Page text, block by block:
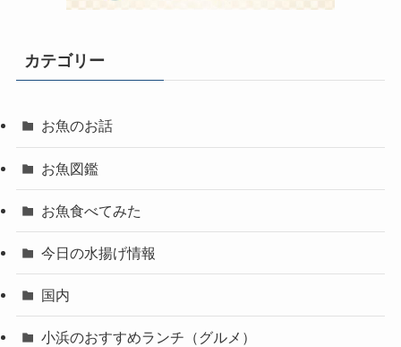
カテゴリー
お魚のお話
お魚図鑑
お魚食べてみた
今日の水揚げ情報
国内
小浜のおすすめランチ（グルメ）